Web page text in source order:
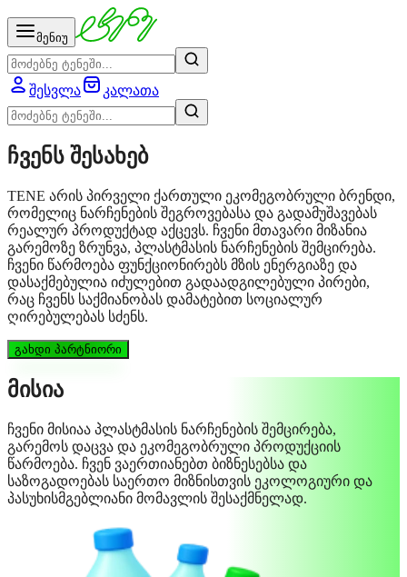
მენიუ
შესვლა კალათა
ჩვენს შესახებ
TENE არის პირველი ქართული ეკომეგობრული ბრენდი,
რომელიც ნარჩენების შეგროვებასა და გადამუშავებას
რეალურ პროდუქტად აქცევს. ჩვენი მთავარი მიზანია
გარემოზე ზრუნვა, პლასტმასის ნარჩენების შემცირება.
ჩვენი წარმოება ფუნქციონირებს მზის ენერგიაზე და
დასაქმებულია იძულებით გადაადგილებული პირები,
რაც ჩვენს საქმიანობას დამატებით სოციალურ
ღირებულებას სძენს.
გახდი პარტნიორი
მისია
ჩვენი მისიაა პლასტმასის ნარჩენების შემცირება,
გარემოს დაცვა და ეკომეგობრული პროდუქციის
წარმოება. ჩვენ ვაერთიანებთ ბიზნესებსა და
საზოგადოებას საერთო მიზნისთვის ეკოლოგიური და
პასუხისმგებლიანი მომავლის შესაქმნელად.